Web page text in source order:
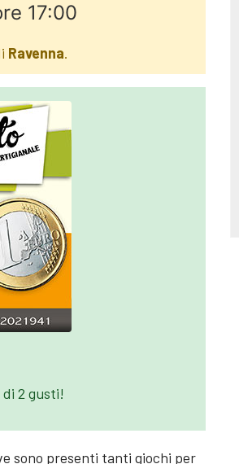
17:00
Ravenna.
2 gusti!
sono presenti tanti giochi per